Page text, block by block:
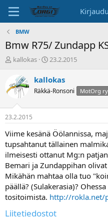
BMW
Bmw R75/ Zundapp
K
k
u
s
t
e
l
n
a
l
o
i
t
a
kallokas
A
o
t
p
ä
i
v
ä
23.2.2015
kallokas
Räkkä-Ronsoni MotOrg
23.2.2015
Viime kesänä Öölannissa,
tupsahtanut tällainen
ilmeisesti ottanut Mg:n
Bemari ja Zundappihan
Mikähän mahtaa olla tuo
päällä? (Sulakerasia)?
tositoimista. http://rokla.net/
Liitetiedostot